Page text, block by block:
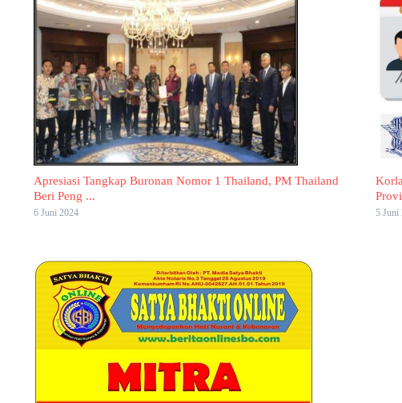
Apresiasi Tangkap Buronan Nomor 1 Thailand, PM Thailand
Beri Peng ...
6 Juni 2024 5 Juni